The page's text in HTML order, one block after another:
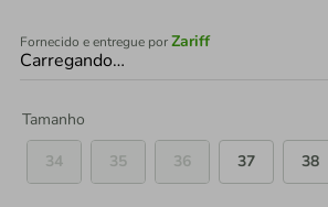
Fornecido e entregue porZariff
Carregando…
Tamanho
34
35 36 37 38